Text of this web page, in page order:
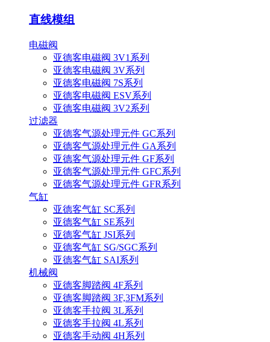
直线模组
电磁阀
亚德客电磁阀 3V1系列
亚德客电磁阀 3V系列
亚德客电磁阀 7S系列
亚德客电磁阀 ESV系列
亚德客电磁阀 3V2系列
过滤器
亚德客气源处理元件 GC系列
亚德客气源处理元件 GA系列
亚德客气源处理元件 GF系列
亚德客气源处理元件 GFC系列
亚德客气源处理元件 GFR系列
气缸
亚德客气缸 SC系列
亚德客气缸 SE系列
亚德客气缸 JSI系列
亚德客气缸 SG/SGC系列
亚德客气缸 SAI系列
机械阀
亚德客脚踏阀 4F系列
亚德客脚踏阀 3F,3FM系列
亚德客手拉阀 3L系列
亚德客手拉阀 4L系列
亚德客手动阀 4H系列